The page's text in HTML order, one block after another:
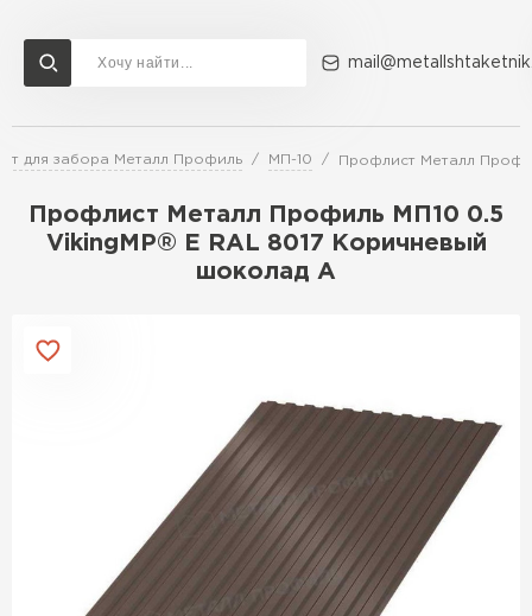
для забора Металл Профиль МП-10 Профлист Металл
Профлист Металл Профиль МП10 0.5
VikingMP® E RAL 8017 Коричневый
шоколад A
Доставка и оплата Акции О компании Контакты
Перейти в каталог